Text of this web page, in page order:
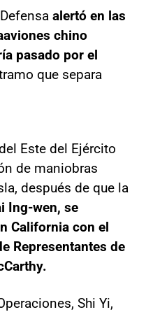
alertó en las
chino
pasado por el
que separa
Este del Ejército
de maniobras
después de que la
Ing-wen, se
California con el
Representantes de
Shi Yi,